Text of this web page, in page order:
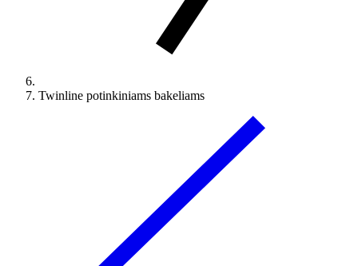
Twinline potinkiniams bakeliams